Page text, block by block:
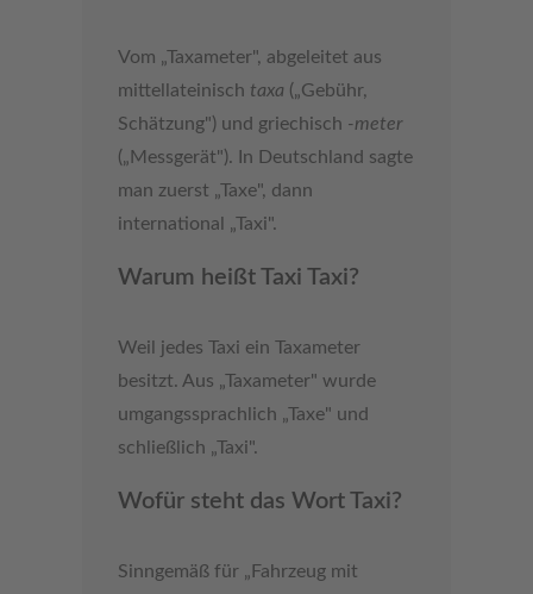
Vom „Taxameter", abgeleitet aus
mittellateinisch taxa („Gebühr,
Schätzung") und griechisch -meter
(„Messgerät"). In Deutschland sagte
man zuerst „Taxe", dann
international „Taxi".
Warum heißt Taxi Taxi?
Weil jedes Taxi ein Taxameter
besitzt. Aus „Taxameter" wurde
umgangssprachlich „Taxe" und
schließlich „Taxi".
Wofür steht das Wort Taxi?
Sinngemäß für „Fahrzeug mit